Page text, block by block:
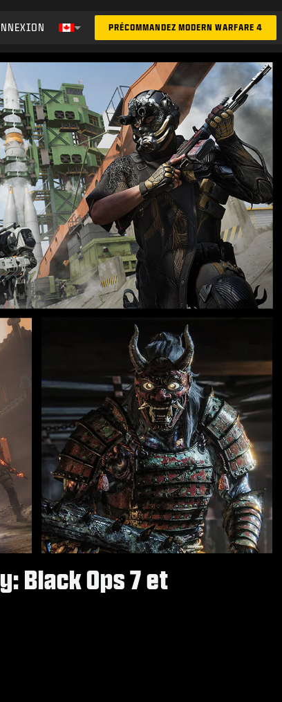
Choose your region
PRÉCOMMANDEZ MODERN WARFARE 4
Black Ops 7 et